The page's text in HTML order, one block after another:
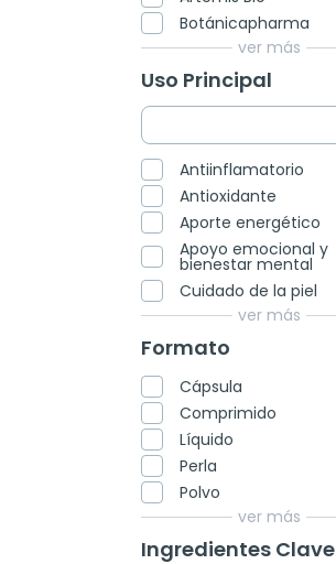
Botánicapharma
ver más
Uso Principal
Antiinflamatorio
Antioxidante
Aporte energético
Apoyo emocional y
bienestar mental
Cuidado de la piel
ver más
Formato
Cápsula
Comprimido
Líquido
Perla
Polvo
ver más
Ingredientes Clave